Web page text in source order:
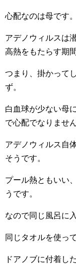
心配なのは母です。
アデノウィルスは
高熱をもたらす期
つまり、掛かって
ず。
白血球が少ない母
で心配でなりません
アデノウィルス自
そうです。
プール熱ともいい
うです。
なので同じ風呂に
同じタオルを使っ
ドアノブに付着し